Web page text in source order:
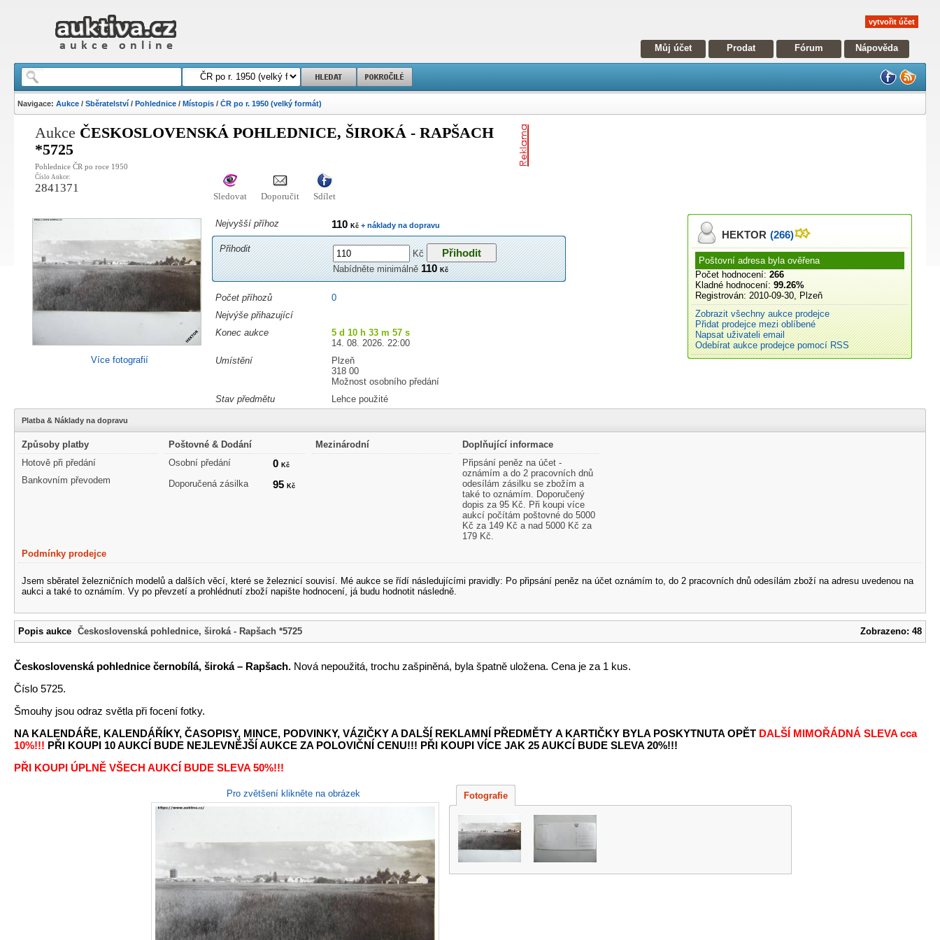
vytvořit účet
Můj účet Prodat Fórum Nápověda
Navigace:Aukce /Sběratelství /Pohlednice /Místopis /ČR po r. 1950 (velký formát)
Aukce ČESKOSLOVENSKÁ POHLEDNICE, ŠIROKÁ - RAPŠACH
*5725
Pohlednice ČR po roce 1950
Číslo Aukce:
2841371
Sledovat Doporučit Sdílet
Více fotografií
Nejvyšší příhoz 110Kč + náklady na dopravu
Přihodit
Kč
Nabídněte minimálně110Kč
Počet příhozů
0
Nejvýše přihazující
Konec aukce
5 d 10 h 33 m 56 s
14. 08. 2026. 22:00
Umístění
Plzeň
318 00
Možnost osobního předání
Stav předmětu
Lehce použité
HEKTOR (266)
Poštovní adresa byla ověřena
Počet hodnocení: 266
Kladné hodnocení: 99.26%
Registrován: 2010-09-30, Plzeň
Zobrazit všechny aukce prodejce
Přidat prodejce mezi oblíbené
Napsat uživateli email
Odebírat aukce prodejce pomocí RSS
Platba & Náklady na dopravu
Způsoby platby
Hotově při předání
Bankovním převodem
Poštovné & Dodání
Osobní předání
0Kč
Doporučená zásilka 95Kč
Mezinárodní
Doplňující informace
Připsání peněz na účet -
oznámím a do 2 pracovních dnů
odesílám zásilku se zbožím a
také to oznámím. Doporučený
dopis za 95 Kč. Při koupi více
aukcí počítám poštovné do 5000
Kč za 149 Kč a nad 5000 Kč za
179 Kč.
Podmínky prodejce
Jsem sběratel železničních modelů a dalších věcí, které se železnicí souvisí. Mé aukce se řídí následujícími pravidly: Po připsání peněz na účet oznámím to, do 2 pracovních dnů odesílám zboží na adresu uvedenou na
aukci a také to oznámím. Vy po převzetí a prohlédnutí zboží napište hodnocení, já budu hodnotit následně.
Popis aukce Československá pohlednice, široká - Rapšach *5725 Zobrazeno: 48
Československá pohlednice černobílá, široká – Rapšach. Nová nepoužitá, trochu zašpiněná, byla špatně uložena. Cena je za 1 kus.
Číslo 5725.
Šmouhy jsou odraz světla při focení fotky.
NA KALENDÁŘE, KALENDÁŘÍKY, ČASOPISY, MINCE, PODVINKY, VÁZIČKY A DALŠÍ REKLAMNÍ PŘEDMĚTY A KARTIČKY BYLA POSKYTNUTA OPĚT DALŠÍ MIMOŘÁDNÁ SLEVAcca
10%!!! PŘI KOUPI 10 AUKCÍ BUDE NEJLEVNĚJŠÍ AUKCE ZA POLOVIČNÍ CENU!!! PŘI KOUPI VÍCE JAK 25 AUKCÍ BUDE SLEVA 20%!!!
PŘI KOUPI ÚPLNĚ VŠECH AUKCÍ BUDE SLEVA 50%!!!
Pro zvětšení klikněte na obrázek Fotografie